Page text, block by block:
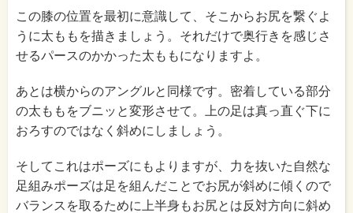
この膝の位置を最初に意識して、そこからお尻を繋ぐよ
うに太ももを描きましょう。それだけで奥行きを感じさ
せるパースのかかった太ももになりますよ。
あとは横からのアングルと同様です。密着している部分
の太ももをブニッと変形させて。上の足は真っ直ぐ下に
おろすのではなく斜めにしましょう。
そしてこれはポーズにもよりますが、力を抜いた自然な
足組みポーズは足を組んだことでお尻が斜めに傾くので
バランスを取るために上半身もお尻とは反対方向に斜め